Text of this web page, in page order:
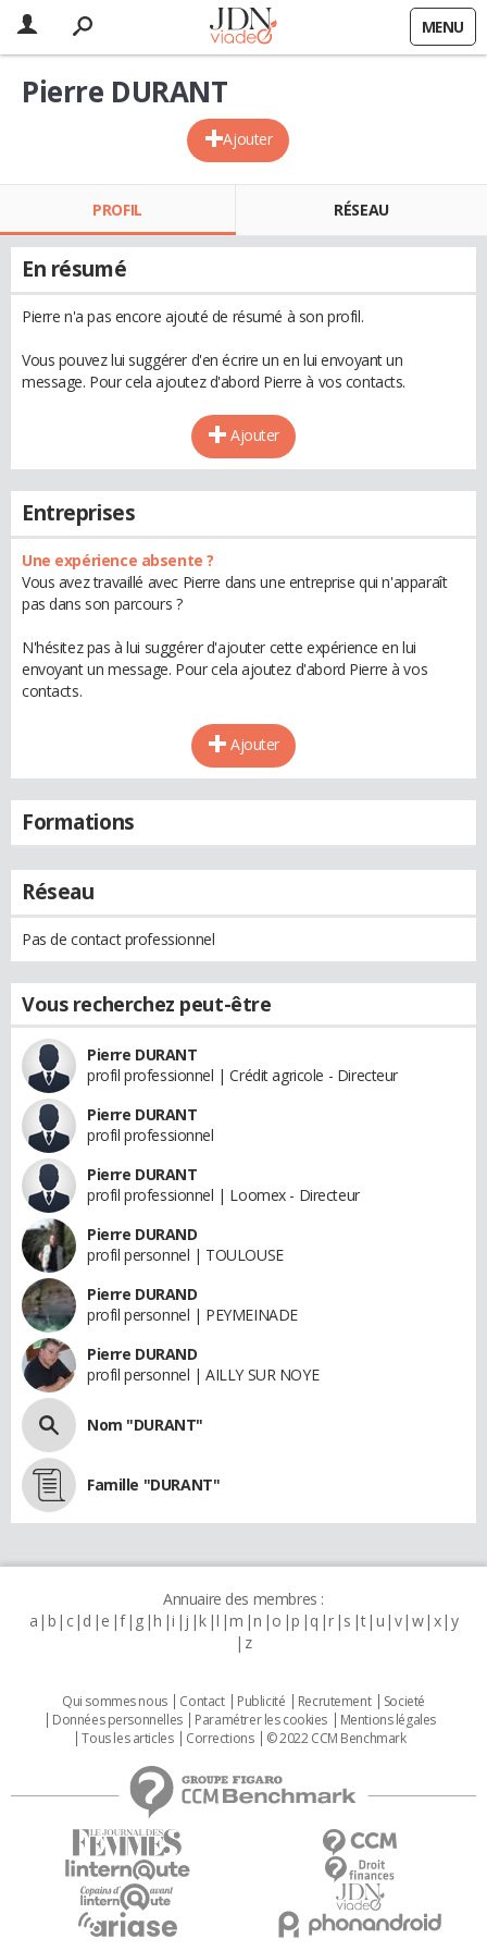
MENU
Ajouter
Pierre DURANT
PROFIL RÉSEAU
En résumé
Pierre n'a pas encore ajouté de résumé à son profil.
Vous pouvez lui suggérer d'en écrire un en lui envoyant un
message. Pour cela ajoutez d'abord Pierre à vos contacts.
Ajouter
Entreprises
Une expérience absente ?
Vous avez travaillé avec Pierre dans une entreprise qui n'apparaît
pas dans son parcours ?
N'hésitez pas à lui suggérer d'ajouter cette expérience en lui
envoyant un message. Pour cela ajoutez d'abord Pierre à vos
contacts.
Ajouter
Formations
Réseau
Pas de contact professionnel
Vous recherchez peut-être
Pierre DURANT
profil professionnel | Crédit agricole - Directeur
Pierre DURANT
profil professionnel
Pierre DURANT
profil professionnel | Loomex - Directeur
Pierre DURAND
profil personnel | TOULOUSE
Pierre DURAND
profil personnel | PEYMEINADE
Pierre DURAND
profil personnel | AILLY SUR NOYE
Nom "DURANT"
Famille "DURANT"
Annuaire des membres :
a b c d e f g h i j k l m n o p q r s t u v w x y
z
Qui sommes nous Contact Publicité Recrutement
Societé
Données personnelles
Paramétrer les cookies
Mentions légales
Tous les articles
Corrections © 2022 CCM Benchmark